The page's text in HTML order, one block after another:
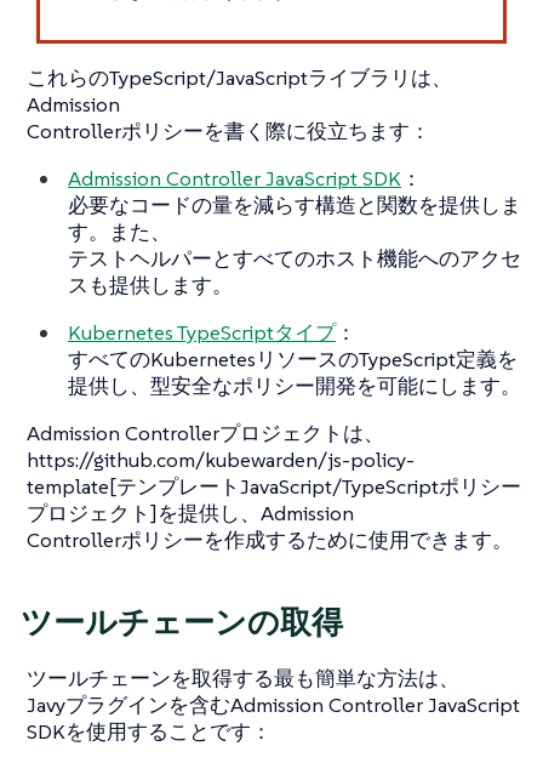
これらのTypeScript/JavaScriptライブラリは、
Admission
Controllerポリシーを書く際に役立ちます：
Admission Controller JavaScript SDK ：
必要なコードの量を減らす構造と関数を提供しま
す。また、
テストヘルパーとすべてのホスト機能へのアクセ
スも提供します。
Kubernetes TypeScriptタイプ：
すべてのKubernetesリソースのTypeScript定義を
提供し、型安全なポリシー開発を可能にします。
Admission Controllerプロジェクトは、
https://github.com/kubewarden/js-policy-
template[テンプレートJavaScript/TypeScriptポリシー
プロジェクト]を提供し、Admission
Controllerポリシーを作成するために使用できます。
ツールチェーンの取得
ツールチェーンを取得する最も簡単な方法は、
Javyプラグインを含むAdmission Controller JavaScript
SDKを使用することです：